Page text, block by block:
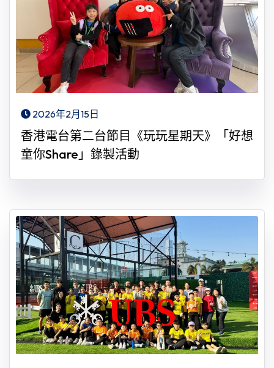
2026年2月15日
香港電台第二台節目《玩玩星期天》「好想
童你Share」錄製活動